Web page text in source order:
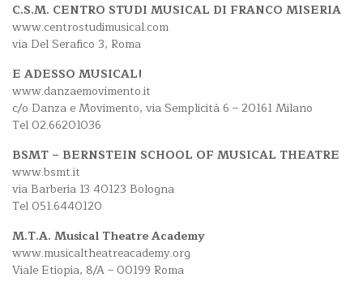
C.S.M. CENTRO STUDI MUSICAL DI FRANCO MISERIA
www.centrostudimusical.com
via Del Serafico 3, Roma
E ADESSO MUSICAL!
www.danzaemovimento.it
c/o Danza e Movimento, via Semplicità 6 – 20161 Milano
Tel 02.66201036
BSMT – BERNSTEIN SCHOOL OF MUSICAL THEATRE
www.bsmt.it
via Barberia 13 40123 Bologna
Tel 051.6440120
M.T.A. Musical Theatre Academy
www.musicaltheatreacademy.org
Viale Etiopia, 8/A – 00199 Roma